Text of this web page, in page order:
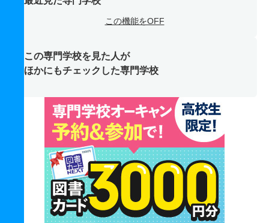
この機能をOFF
この専門学校を見た人が
ほかにもチェックした専門学校